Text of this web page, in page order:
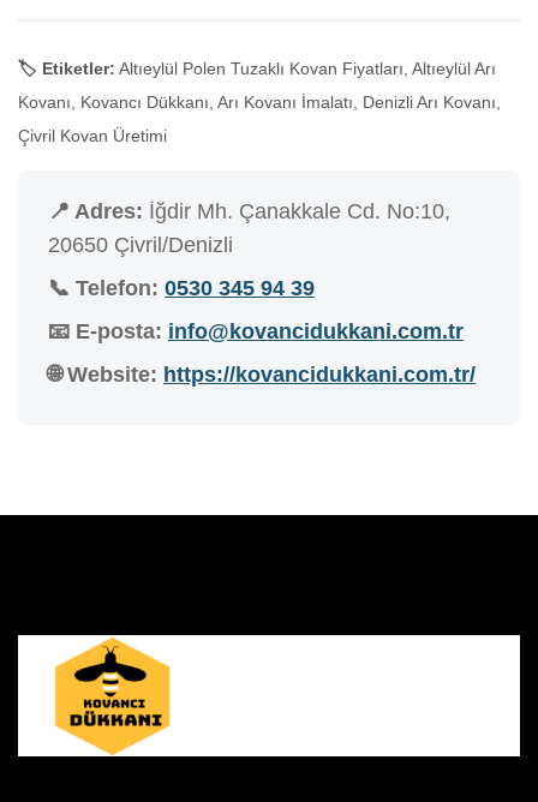
🏷️ Etiketler: Altıeylül Polen Tuzaklı Kovan Fiyatları, Altıeylül Arı
Kovanı, Kovancı Dükkanı, Arı Kovanı İmalatı, Denizli Arı Kovanı,
Çivril Kovan Üretimi
📍 Adres: İğdir Mh. Çanakkale Cd. No:10,
20650 Çivril/Denizli
📞 Telefon: 0530 345 94 39
📧 E-posta: info@kovancidukkani.com.tr
🌐 Website: https://kovancidukkani.com.tr/